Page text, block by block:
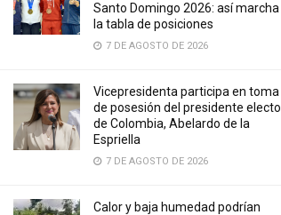
Santo Domingo 2026: así marcha
la tabla de posiciones
7 DE AGOSTO DE 2026
Vicepresidenta participa en toma
de posesión del presidente electo
de Colombia, Abelardo de la
Espriella
7 DE AGOSTO DE 2026
Calor y baja humedad podrían